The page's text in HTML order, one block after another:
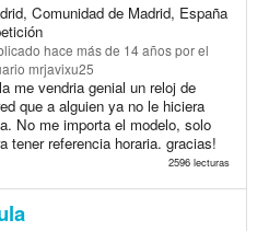
Comunidad de Madrid, España
hace más de 14 añospor el
mrjavixu25
me vendria genial un reloj de
que a alguien ya no le hiciera
No me importa el modelo, solo
tener referencia horaria. gracias!
2596 lecturas